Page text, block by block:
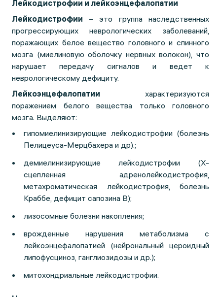
Лейкодистрофии и лейкоэнцефалопатии
Лейкодистрофии – это группа наследственных
прогрессирующих неврологических заболеваний,
поражающих белое вещество головного и спинного
мозга (миелиновую оболочку нервных волокон), что
нарушает передачу сигналов и ведет к
неврологическому дефициту.
Лейкоэнцефалопатии характеризуются
поражением белого вещества только головного
мозга. Выделяют:
гипомиелинизирующие лейкодистрофии (болезнь
Пелицеуса-Мерцбахера и др).;
демиелинизирующие лейкодистрофии (Х-
сцепленная адренолейкодистрофия,
метахроматическая лейкодистрофия, болезнь
Краббе, дефицит сапозина B);
лизосомные болезни накопления;
врожденные нарушения метаболизма с
лейкоэнцефалопатией (нейрональный цероидный
липофусциноз, ганглиозидозы и др.);
митохондриальные лейкодистрофии.